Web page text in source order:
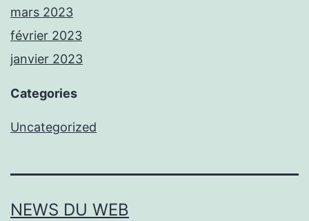
mars 2023
février 2023
janvier 2023
Categories
Uncategorized
NEWS DU WEB